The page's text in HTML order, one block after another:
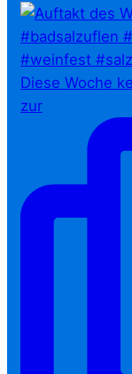
Diese Woche
zur